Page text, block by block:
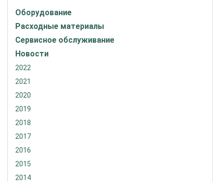
Оборудование
Расходные материалы
Сервисное обслуживание
Новости
2022
2021
2020
2019
2018
2017
2016
2015
2014